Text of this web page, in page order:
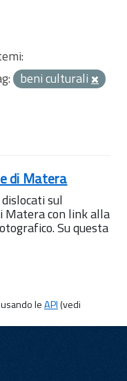
beni culturali
di Matera
sul
Matera con link alla
Su questa
leAPI(vedi